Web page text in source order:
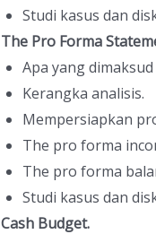
Studi kasus dan
ThePro Forma
Apa yang
Kerangka analisis.
Mempersiapkan
The pro forma
The pro forma
Studi kasus dan
CashBudget.